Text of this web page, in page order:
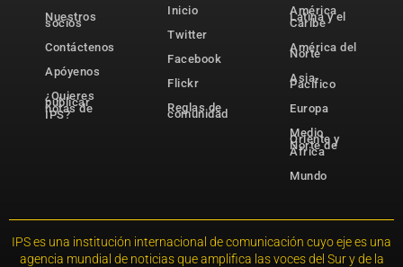
Nuestros
socios
Contáctenos
Apóyenos
¿Quieres
publicar
notas de
IPS?
Inicio
Twitter
Facebook
Flickr
Reglas de
comunidad
América
Latina y el
Caribe
América del
Norte
Asia-
Pacífico
Europa
Medio
Oriente y
Norte de
África
Mundo
IPS es una institución internacional de comunicación cuyo eje es una
agencia mundial de noticias que amplifica las voces del Sur y de la